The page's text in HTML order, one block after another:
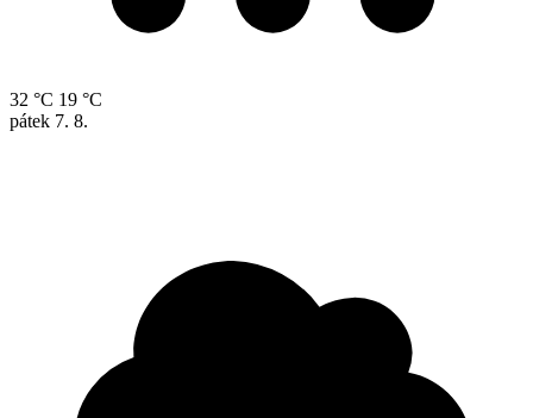
32 °C 19 °C
pátek 7. 8.